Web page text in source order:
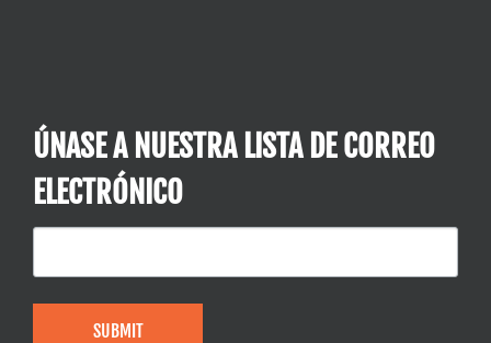
ÚNASE A NUESTRA LISTA DE CORREO
ELECTRÓNICO
SUBMIT